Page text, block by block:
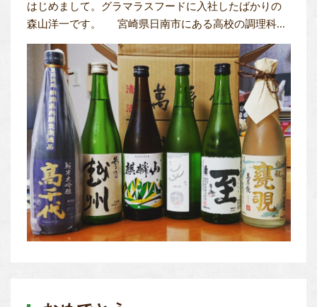
はじめまして。グラマラスフードに入社したばかりの
森山洋一です。 宮崎県日南市にある高校の調理科...